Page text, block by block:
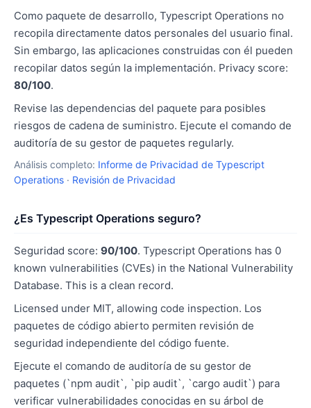
Como paquete de desarrollo, Typescript Operations no
recopila directamente datos personales del usuario final.
Sin embargo, las aplicaciones construidas con él pueden
recopilar datos según la implementación. Privacy score:
80/100.
Revise las dependencias del paquete para posibles
riesgos de cadena de suministro. Ejecute el comando de
auditoría de su gestor de paquetes regularly.
Análisis completo: Informe de Privacidad de Typescript
Operations · Revisión de Privacidad
¿Es Typescript Operations seguro?
Seguridad score: 90/100. Typescript Operations has 0
known vulnerabilities (CVEs) in the National Vulnerability
Database. This is a clean record.
Licensed under MIT, allowing code inspection. Los
paquetes de código abierto permiten revisión de
seguridad independiente del código fuente.
Ejecute el comando de auditoría de su gestor de
paquetes (`npm audit`, `pip audit`, `cargo audit`) para
verificar vulnerabilidades conocidas en su árbol de